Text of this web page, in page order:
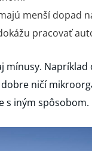
menší dopad
pracovať
mínusy.
ničí
s iným spôsobom.